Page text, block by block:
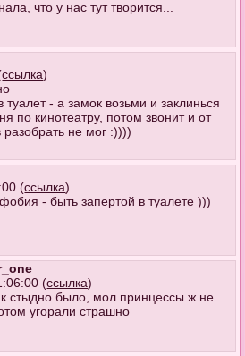
что у нас тут творится...
ссылка)
- а замок возьми и заклинься
по кинотеатру, потом звонит и от
разобрать не мог :))))
(ссылка)
- быть запертой в туалете )))
(ссылка)
стыдно было, мол принцессы ж не
угорали страшно